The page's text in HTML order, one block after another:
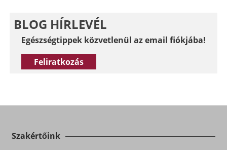
BLOG HÍRLEVÉL
Egészségtippek közvetlenül az email fiókjába!
Feliratkozás
Szakértőink